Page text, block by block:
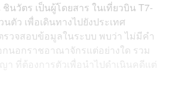
วัตร เป็นผู้โดยสาร ในเที่ยวบิน T7-
ตัว เพื่อเดินทางไปยังประเทศ
รวจสอบข้อมูลในระบบ พบว่า ไม่มีคำ
นอกราชอาณาจักรแต่อย่างใด รวม
ที่ต้องการตัวเพื่อนำไปดำเนินคดีแต่